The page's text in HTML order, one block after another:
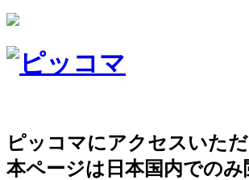
ピッコマにアクセスいた
本ページは日本国内でのみ